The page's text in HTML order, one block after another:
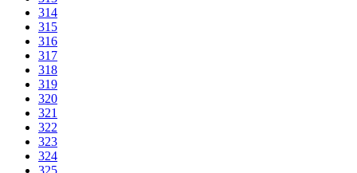
314
315
316
317
318
319
320
321
322
323
324